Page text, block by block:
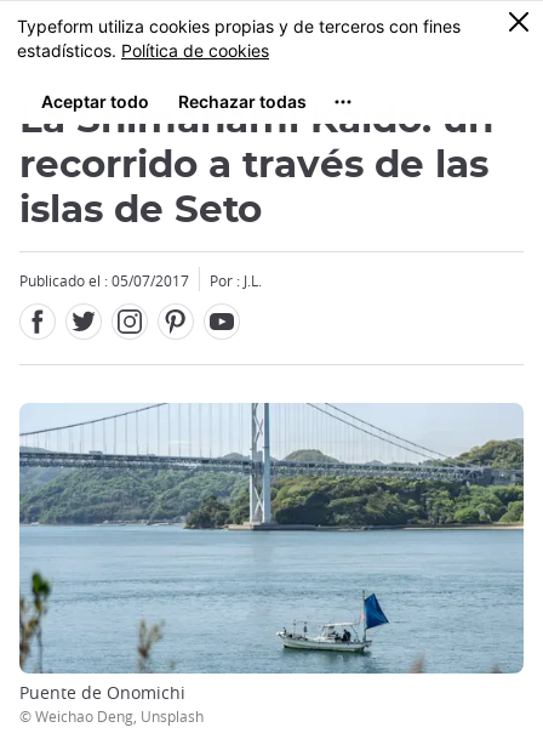
Tamaño
MENU
0
La Shimanami Kaido: un
recorrido a través de las
islas de Seto
Publicado el : 05/07/2017 Por : J.L.
Puente de Onomichi
© Weichao Deng, Unsplash
Close